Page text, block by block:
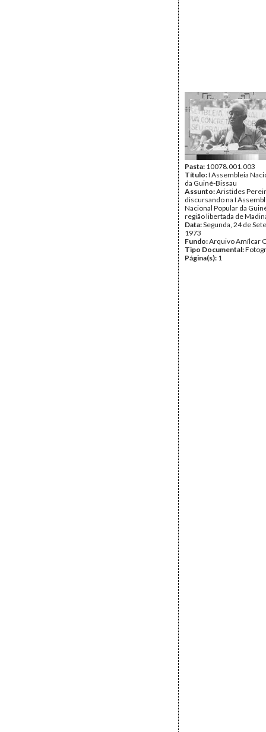
Pasta: 10078.001.003
Título:I Assembleia
da Guiné-Bissau
Assunto:Aristides
discursando na I
Nacional Popular da
região libertada de
Data:Segunda, 24 de
1973
Fundo:Arquivo Amílcar
Tipo Documental:
Página(s): 1